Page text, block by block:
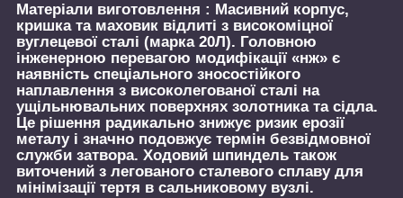
Матеріали виготовлення : Масивний корпус,
кришка та маховик відлиті з високоміцної
вуглецевої сталі (марка 20Л). Головною
інженерною перевагою модифікації «нж» є
наявність спеціального зносостійкого
наплавлення з високолегованої сталі на
ущільнювальних поверхнях золотника та сідла.
Це рішення радикально знижує ризик ерозії
металу і значно подовжує термін безвідмовної
служби затвора. Ходовий шпиндель також
виточений з легованого сталевого сплаву для
мінімізації тертя в сальниковому вузлі.